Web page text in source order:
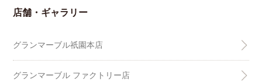
店舗・ギャラリー
グランマーブル祇園本店
グランマーブル ファクトリー店